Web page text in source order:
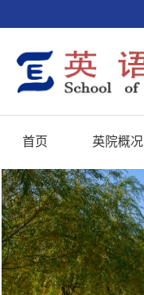
首页 英院概况